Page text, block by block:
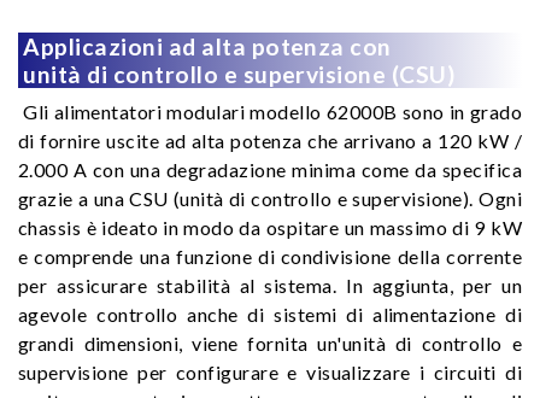
Applicazioni ad alta potenza con
unità di controllo e supervisione (CSU)
Gli alimentatori modulari modello 62000B sono in grado
di fornire uscite ad alta potenza che arrivano a 120 kW /
2.000 A con una degradazione minima come da specifica
grazie a una CSU (unità di controllo e supervisione). Ogni
chassis è ideato in modo da ospitare un massimo di 9 kW
e comprende una funzione di condivisione della corrente
per assicurare stabilità al sistema. In aggiunta, per un
agevole controllo anche di sistemi di alimentazione di
grandi dimensioni, viene fornita un'unità di controllo e
supervisione per configurare e visualizzare i circuiti di